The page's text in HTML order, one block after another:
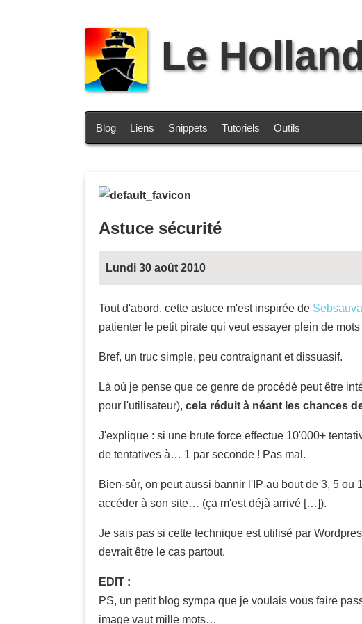
Le
Blog Liens Snippets Tutoriels Outils
Astuce sécurité
Lundi 30 août 2010
Tout d'abord, cette astuce m'est inspirée de
patienter le petit pirate qui veut essayer plein de
Bref, un truc simple, peu contraignant et dissuasif.
Là où je pense que ce genre de procédé peut être
pour l'utilisateur), cela réduit à néant les chances
J'explique : si une brute force effectue 10'000+
de tentatives à… 1 par seconde ! Pas mal.
Bien-sûr, on peut aussi bannir l'IP au bout de 3, 5
accéder à son site… (ça m'est déjà arrivé […]).
Je sais pas si cette technique est utilisé par
devrait être le cas partout.
EDIT :
PS, un petit blog sympa que je voulais vous faire
image vaut mille mots…